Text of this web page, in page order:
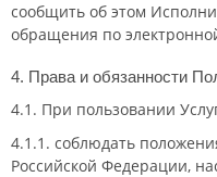
сообщить об этом
обращения по
4. Права и обязанности
4.1. При пользовании
4.1.1. соблюдать
Российской Федерации,